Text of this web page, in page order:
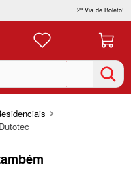
2ª Via de Boleto!